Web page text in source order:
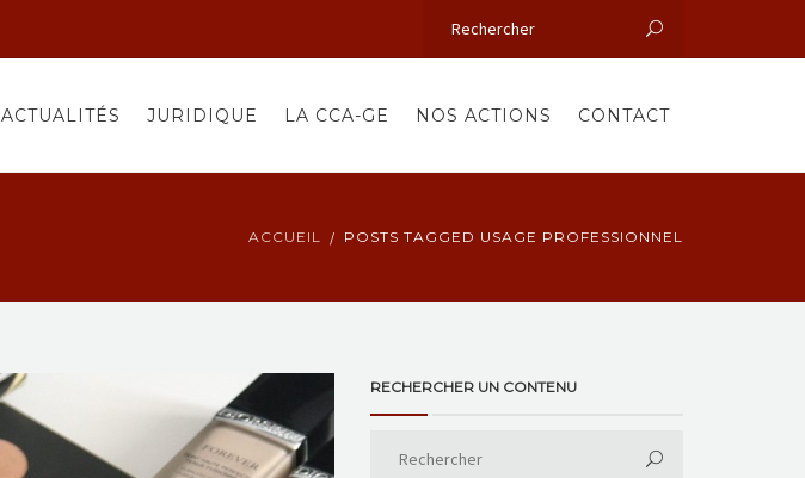
ACTUALITÉS JURIDIQUE LA CCA-GE NOS ACTIONS CONTACT
ACCUEIL POSTS TAGGED USAGE PROFESSIONNEL
RECHERCHER UN CONTENU